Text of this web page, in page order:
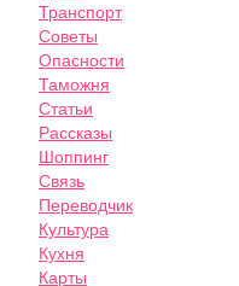
Транспорт
Советы
Опасности
Таможня
Статьи
Рассказы
Шоппинг
Связь
Переводчик
Культура
Кухня
Карты